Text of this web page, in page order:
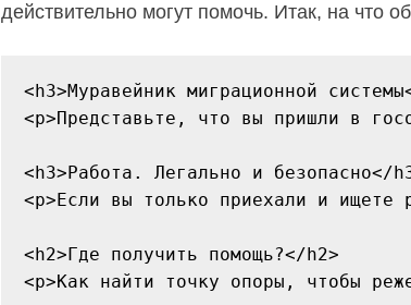
действительно могут помочь. Итак, на что
<h3>Муравейник миграционной
<p>Представьте, что вы пришли в
<h3>Работа. Легально и безопасно</
<p>Если вы только приехали и ищете
<h2>Где получить помощь?</h2>
<p>Как найти точку опоры, чтобы